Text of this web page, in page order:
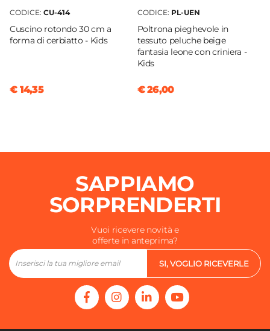
CODICE: CU-414
Cuscino rotondo 30 cm a
forma di cerbiatto - Kids
€ 14,35
CODICE: PL-UEN
Poltrona pieghevole in
tessuto peluche beige
fantasia leone con criniera -
Kids
€ 26,00
SAPPIAMO
SORPRENDERTI
Vuoi ricevere novità e
offerte in anteprima?
SI, VOGLIO RICEVERLE